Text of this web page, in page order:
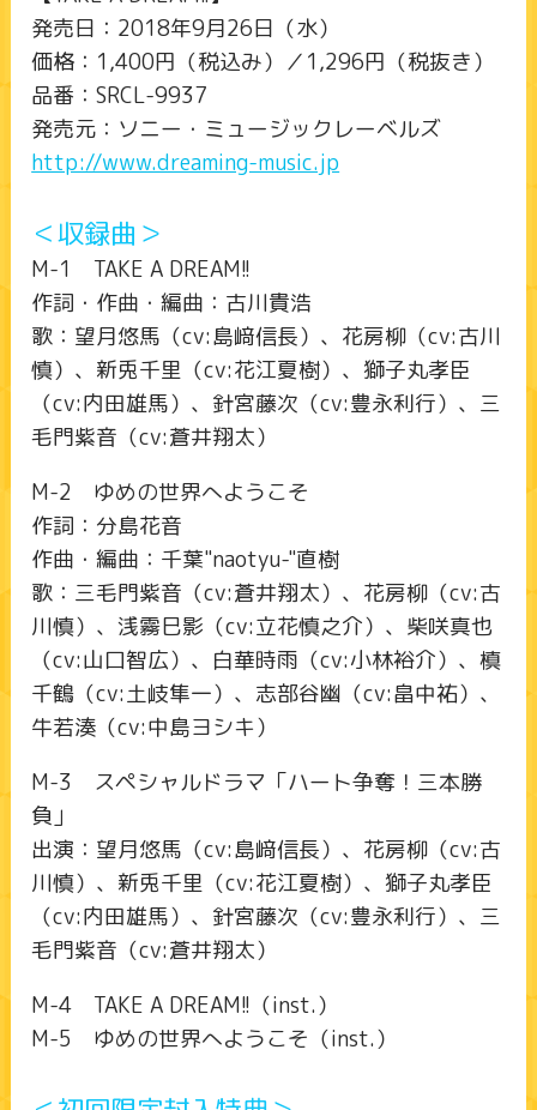
発売日：2018年9月26日（水）
価格：1,400円（税込み）／1,296円（税抜き）
品番：SRCL-9937
発売元：ソニー・ミュージックレーベルズ
http://www.dreaming-music.jp
＜収録曲＞
M-1 TAKE A DREAM!!
作詞・作曲・編曲：古川貴浩
歌：望月悠馬（cv:島﨑信長）、花房柳（cv:古川
慎）、新兎千里（cv:花江夏樹）、獅子丸孝臣
（cv:内田雄馬）、針宮藤次（cv:豊永利行）、三
毛門紫音（cv:蒼井翔太）
M-2 ゆめの世界へようこそ
作詞：分島花音
作曲・編曲：千葉"naotyu-"直樹
歌：三毛門紫音（cv:蒼井翔太）、花房柳（cv:古
川慎）、浅霧巳影（cv:立花慎之介）、柴咲真也
（cv:山口智広）、白華時雨（cv:小林裕介）、槙
千鶴（cv:土岐隼一）、志部谷幽（cv:畠中祐）、
牛若湊（cv:中島ヨシキ）
M-3 スペシャルドラマ「ハート争奪！三本勝
負」
出演：望月悠馬（cv:島﨑信長）、花房柳（cv:古
川慎）、新兎千里（cv:花江夏樹）、獅子丸孝臣
（cv:内田雄馬）、針宮藤次（cv:豊永利行）、三
毛門紫音（cv:蒼井翔太）
M-4 TAKE A DREAM!!（inst.）
M-5 ゆめの世界へようこそ（inst.）